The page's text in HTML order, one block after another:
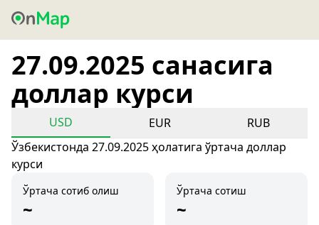
27.09.2025 санасига
доллар курси
USD EUR
RUB
Ўзбекистонда 27.09.2025 ҳолатига ўртача доллар
курси
Ўртача сотиб олиш
~
Ўртача сотиш
~